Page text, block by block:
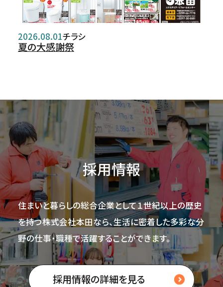
2026.08.01チラシ
夏の大感謝祭
採用情報
住まいと暮らしの総合企業として１世紀以上の歴史
を持つ株式会社本田なら、生活に密着した多彩な分
野の仕事・職種で活躍することができます。
採用情報の詳細を見る